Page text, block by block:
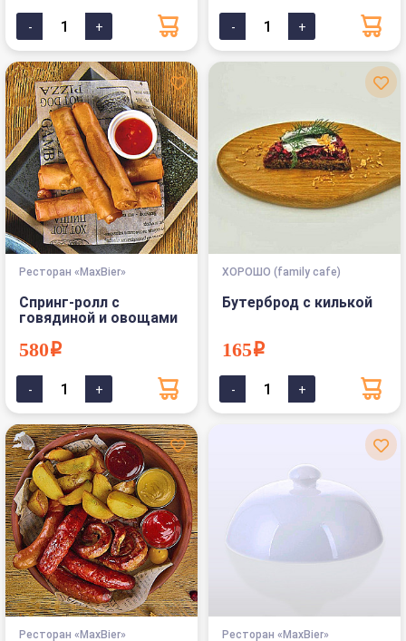
Ресторан «MaxBier»
Спринг-ролл с
говядиной и овощами
580i
ХОРОШО (family cafe)
Бутерброд с килькой
165i
Ресторан «MaxBier» Ресторан «MaxBier»